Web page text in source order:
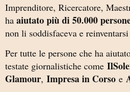
Imprenditore, Ricercatore,
ha aiutato più di 50.000
non li soddisfaceva e
Per tutte le persone che ha
testate giornalistiche come
Glamour, Impresa in Corso e